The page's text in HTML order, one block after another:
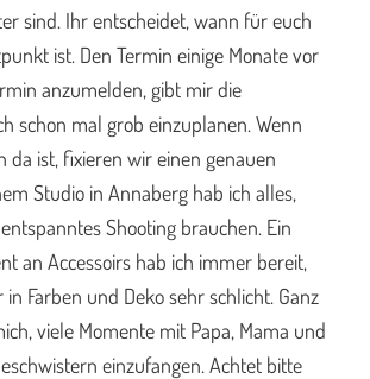
sind. Ihr entscheidet, wann für euch
ist. Den Termin einige Monate vor
anzumelden, gibt mir die
schon mal grob einzuplanen. Wenn
da ist, fixieren wir einen genauen
Studio in Annaberg hab ich alles,
Shooting brauchen. Ein
an Accessoirs hab ich immer bereit,
Farben und Deko sehr schlicht. Ganz
viele Momente mit Papa, Mama und
einzufangen. Achtet bitte